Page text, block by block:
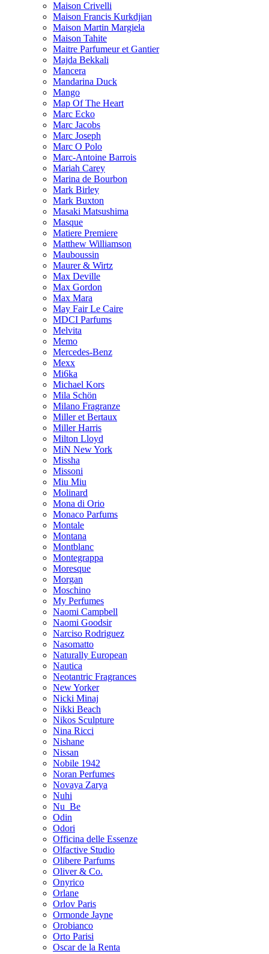
Maison Crivelli
Maison Francis Kurkdjian
Maison Martin Margiela
Maison Tahite
Maitre Parfumeur et Gantier
Majda Bekkali
Mancera
Mandarina Duck
Mango
Map Of The Heart
Marc Ecko
Marc Jacobs
Marc Joseph
Marc O Polo
Marc-Antoine Barrois
Mariah Carey
Marina de Bourbon
Mark Birley
Mark Buxton
Masaki Matsushima
Masque
Matiere Premiere
Matthew Williamson
Mauboussin
Maurer & Wirtz
Max Deville
Max Gordon
Max Mara
May Fair Le Caire
MDCI Parfums
Melvita
Memo
Mercedes-Benz
Mexx
Mi6ka
Michael Kors
Mila Schön
Milano Fragranze
Miller et Bertaux
Miller Harris
Milton Lloyd
MiN New York
Missha
Missoni
Miu Miu
Molinard
Mona di Orio
Monaco Parfums
Montale
Montana
Montblanc
Montegrappa
Moresque
Morgan
Moschino
My Perfumes
Naomi Campbell
Naomi Goodsir
Narciso Rodriguez
Nasomatto
Naturally European
Nautica
Neotantric Fragrances
New Yorker
Nicki Minaj
Nikki Beach
Nikos Sculpture
Nina Ricci
Nishane
Nissan
Nobile 1942
Noran Perfumes
Novaya Zarya
Nuhi
Nu_Be
Odin
Odori
Officina delle Essenze
Olfactive Studio
Olibere Parfums
Oliver & Co.
Onyrico
Orlane
Orlov Paris
Ormonde Jayne
Orobianco
Orto Parisi
Oscar de la Renta